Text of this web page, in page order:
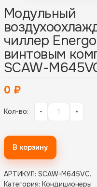
Модульный
чиллер
винтовым
SCAW-
0 ₽
Кол-во: - +
В корзину
АРТИКУЛ: SCAW-M645VC.
Категория: Кондиционеры